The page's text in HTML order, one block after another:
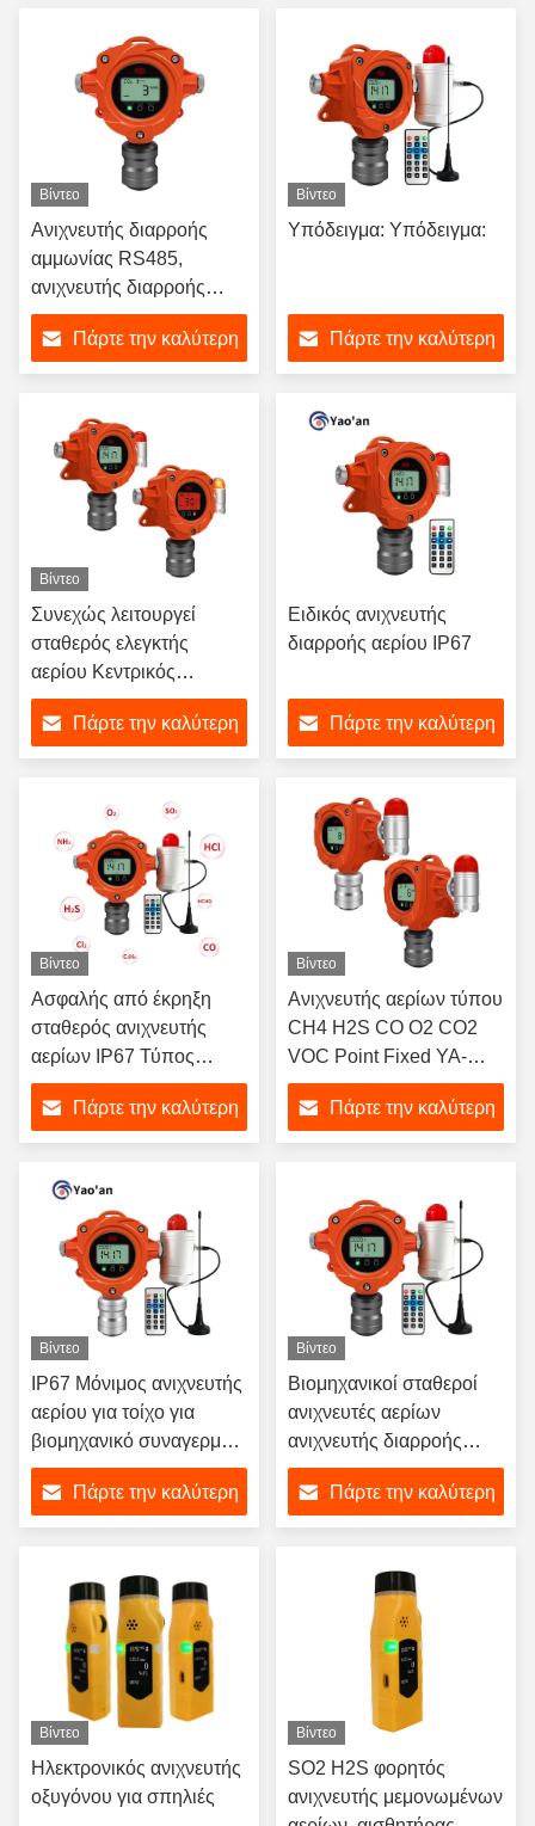
Βίντεο
Ανιχνευτής διαρροής
αμμωνίας RS485,
ανιχνευτής διαρροής
NH3 για κοτόπουλα
Πάρτε την καλύτερη
Βίντεο
Υπόδειγμα: Υπόδειγμα:
Πάρτε την καλύτερη
Βίντεο
Συνεχώς λειτουργεί
σταθερός ελεγκτής
αερίου Κεντρικός
ελεγκτής τοίχου
Πάρτε την καλύτερη
Ειδικός ανιχνευτής
διαρροής αερίου IP67
Πάρτε την καλύτερη
Βίντεο
Ασφαλής από έκρηξη
σταθερός ανιχνευτής
αερίων IP67 Τύπος
αγωγού Τύπος τοίχου
Πάρτε την καλύτερη
Βίντεο
Ανιχνευτής αερίων τύπου
CH4 H2S CO O2 CO2
VOC Point Fixed YA-
D400
Πάρτε την καλύτερη
Βίντεο
IP67 Μόνιμος ανιχνευτής
αερίου για τοίχο για
βιομηχανικό συναγερμό
διαρροής αερίου
Πάρτε την καλύτερη
Βίντεο
Βιομηχανικοί σταθεροί
ανιχνευτές αερίων
ανιχνευτής διαρροής
καυσίμων ή τοξικών
αερίωνΠάρτε την καλύτερη
Βίντεο
Ηλεκτρονικός ανιχνευτής
οξυγόνου για σπηλιές
Βίντεο
SO2 H2S φορητός
ανιχνευτής μεμονωμένων